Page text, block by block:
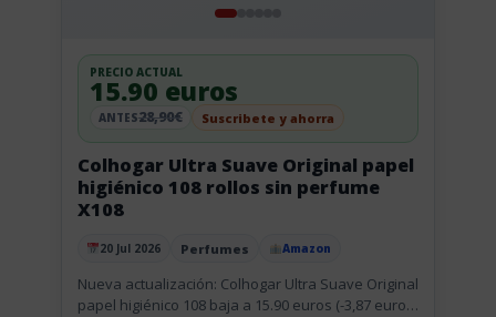
Publicado el
20 Jul 2026 Perfumes Amazon
Colhogar Ultra Suave Original papel
higiénico 108 rollos sin perfume
X108
PRECIO ACTUAL
15.90 euros
ANTES28,90€ Suscribete y ahorra
Nueva actualización: Colhogar Ultra Suave Original
papel higiénico 108 baja a 15.90 euros (-3,87 euros)